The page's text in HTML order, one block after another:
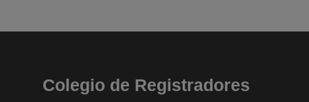
Colegio de Registradores